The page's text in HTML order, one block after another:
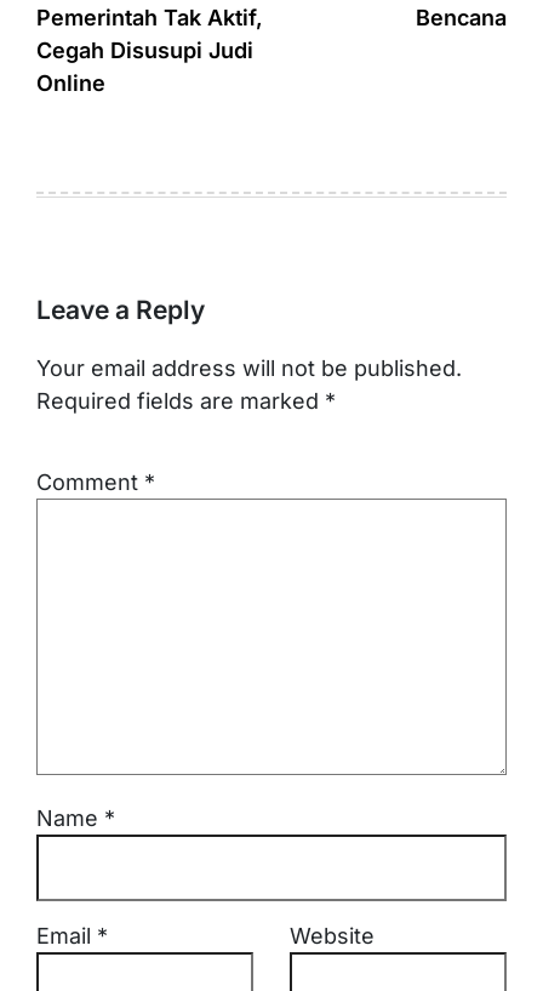
Pemerintah Tak Aktif,
Cegah Disusupi Judi
Online
Bencana
Leave a Reply
Your email address will not be published.
Required fields are marked *
Comment *
Name *
Email * Website